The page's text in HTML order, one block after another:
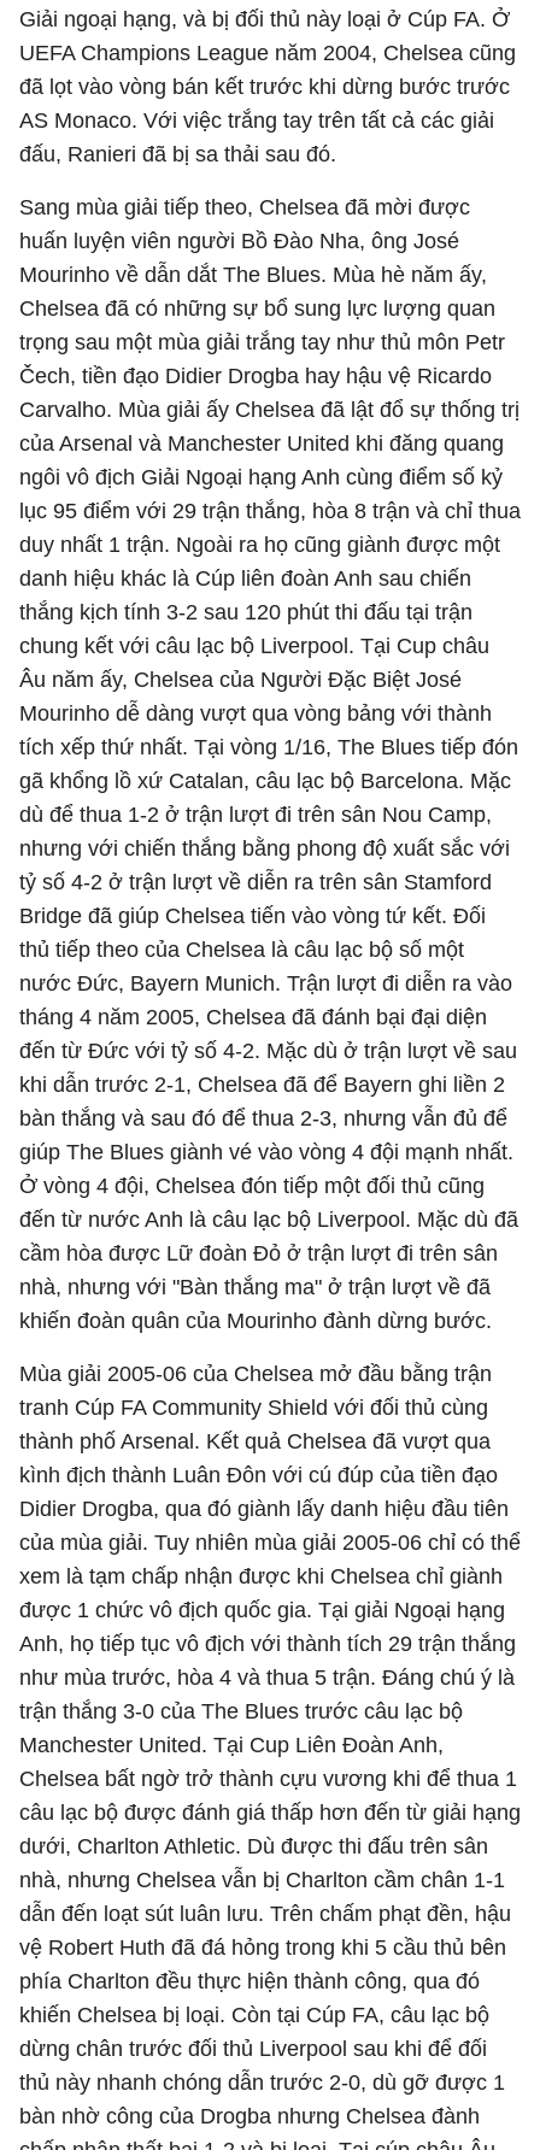
Giải ngoại hạng, và bị đối thủ này loại ở Cúp FA. Ở
UEFA Champions League năm 2004, Chelsea cũng
đã lọt vào vòng bán kết trước khi dừng bước trước
AS Monaco. Với việc trắng tay trên tất cả các giải
đấu, Ranieri đã bị sa thải sau đó.
Sang mùa giải tiếp theo, Chelsea đã mời được
huấn luyện viên người Bồ Đào Nha, ông José
Mourinho về dẫn dắt The Blues. Mùa hè năm ấy,
Chelsea đã có những sự bổ sung lực lượng quan
trọng sau một mùa giải trắng tay như thủ môn Petr
Čech, tiền đạo Didier Drogba hay hậu vệ Ricardo
Carvalho. Mùa giải ấy Chelsea đã lật đổ sự thống trị
của Arsenal và Manchester United khi đăng quang
ngôi vô địch Giải Ngoại hạng Anh cùng điểm số kỷ
lục 95 điểm với 29 trận thắng, hòa 8 trận và chỉ thua
duy nhất 1 trận. Ngoài ra họ cũng giành được một
danh hiệu khác là Cúp liên đoàn Anh sau chiến
thắng kịch tính 3-2 sau 120 phút thi đấu tại trận
chung kết với câu lạc bộ Liverpool. Tại Cup châu
Âu năm ấy, Chelsea của Người Đặc Biệt José
Mourinho dễ dàng vượt qua vòng bảng với thành
tích xếp thứ nhất. Tại vòng 1/16, The Blues tiếp đón
gã khổng lồ xứ Catalan, câu lạc bộ Barcelona. Mặc
dù để thua 1-2 ở trận lượt đi trên sân Nou Camp,
nhưng với chiến thắng bằng phong độ xuất sắc với
tỷ số 4-2 ở trận lượt về diễn ra trên sân Stamford
Bridge đã giúp Chelsea tiến vào vòng tứ kết. Đối
thủ tiếp theo của Chelsea là câu lạc bộ số một
nước Đức, Bayern Munich. Trận lượt đi diễn ra vào
tháng 4 năm 2005, Chelsea đã đánh bại đại diện
đến từ Đức với tỷ số 4-2. Mặc dù ở trận lượt về sau
khi dẫn trước 2-1, Chelsea đã để Bayern ghi liền 2
bàn thắng và sau đó để thua 2-3, nhưng vẫn đủ để
giúp The Blues giành vé vào vòng 4 đội mạnh nhất.
Ở vòng 4 đội, Chelsea đón tiếp một đối thủ cũng
đến từ nước Anh là câu lạc bộ Liverpool. Mặc dù đã
cầm hòa được Lữ đoàn Đỏ ở trận lượt đi trên sân
nhà, nhưng với "Bàn thắng ma" ở trận lượt về đã
khiến đoàn quân của Mourinho đành dừng bước.
Mùa giải 2005-06 của Chelsea mở đầu bằng trận
tranh Cúp FA Community Shield với đối thủ cùng
thành phố Arsenal. Kết quả Chelsea đã vượt qua
kình địch thành Luân Đôn với cú đúp của tiền đạo
Didier Drogba, qua đó giành lấy danh hiệu đầu tiên
của mùa giải. Tuy nhiên mùa giải 2005-06 chỉ có thể
xem là tạm chấp nhận được khi Chelsea chỉ giành
được 1 chức vô địch quốc gia. Tại giải Ngoại hạng
Anh, họ tiếp tục vô địch với thành tích 29 trận thắng
như mùa trước, hòa 4 và thua 5 trận. Đáng chú ý là
trận thắng 3-0 của The Blues trước câu lạc bộ
Manchester United. Tại Cup Liên Đoàn Anh,
Chelsea bất ngờ trở thành cựu vương khi để thua 1
câu lạc bộ được đánh giá thấp hơn đến từ giải hạng
dưới, Charlton Athletic. Dù được thi đấu trên sân
nhà, nhưng Chelsea vẫn bị Charlton cầm chân 1-1
dẫn đến loạt sút luân lưu. Trên chấm phạt đền, hậu
vệ Robert Huth đã đá hỏng trong khi 5 cầu thủ bên
phía Charlton đều thực hiện thành công, qua đó
khiến Chelsea bị loại. Còn tại Cúp FA, câu lạc bộ
dừng chân trước đối thủ Liverpool sau khi để đối
thủ này nhanh chóng dẫn trước 2-0, dù gỡ được 1
bàn nhờ công của Drogba nhưng Chelsea đành